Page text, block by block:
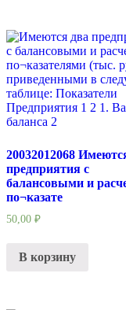
20032012068
предприятия с
балансовыми и
по¬казате
50,00 ₽
В корзину